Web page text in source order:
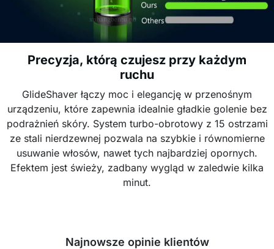
Precyzja, którą czujesz przy każdym
ruchu
GlideShaver łączy moc i elegancję w przenośnym
urządzeniu, które zapewnia idealnie gładkie golenie bez
podrażnień skóry. System turbo-obrotowy z 15 ostrzami
ze stali nierdzewnej pozwala na szybkie i równomierne
usuwanie włosów, nawet tych najbardziej opornych.
Efektem jest świeży, zadbany wygląd w zaledwie kilka
minut.
Najnowsze opinie klientów